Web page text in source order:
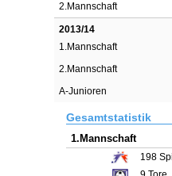
2.Mannschaft
2013/14
1.Mannschaft
2.Mannschaft
A-Junioren
Gesamtstatistik
1.Mannschaft
198